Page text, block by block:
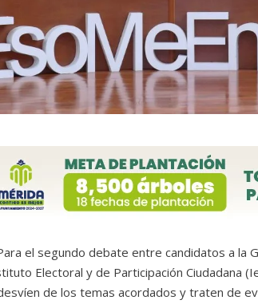
el segundo debate entre candidatos a la
Electoral y de Participación Ciudadana
de los temas acordados y traten de